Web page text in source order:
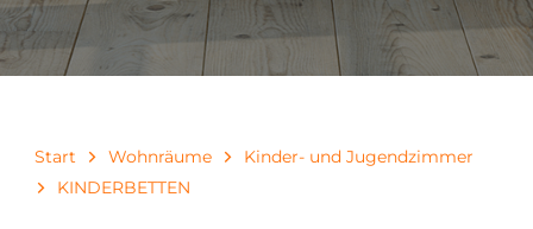
Start Wohnräume
Kinder- und Jugendzimmer
KINDERBETTEN